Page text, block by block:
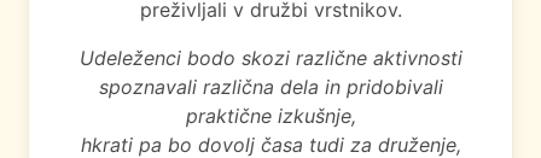
preživljali v družbi vrstnikov.
Udeleženci bodo skozi različne aktivnosti
spoznavali različna dela in pridobivali
praktične izkušnje,
hkrati pa bo dovolj časa tudi za druženje,